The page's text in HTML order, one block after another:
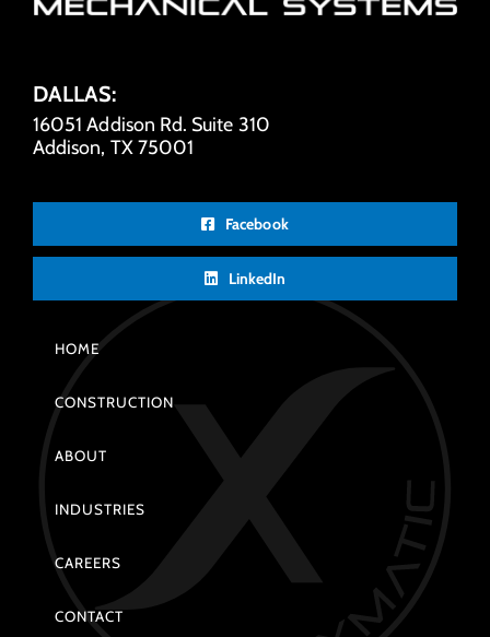
DALLAS:
16051 Addison Rd. Suite 310
Addison, TX 75001
Facebook
LinkedIn
HOME
CONSTRUCTION
ABOUT
INDUSTRIES
CAREERS
CONTACT